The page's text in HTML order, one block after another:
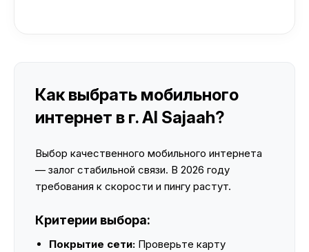
Как выбрать мобильного
интернет в г. Al Sajaah?
Выбор качественного мобильного интернета
— залог стабильной связи. В 2026 году
требования к скорости и пингу растут.
Критерии выбора:
Покрытие сети: Проверьте карту